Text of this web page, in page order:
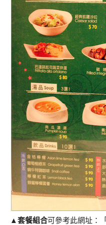
▲套餐組合可參考此網址：「